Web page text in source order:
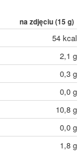
na zdjęciu (15 g)
54 kcal
2,1 g
0,3 g
0,0 g
10,8 g
0,0 g
1,8 g